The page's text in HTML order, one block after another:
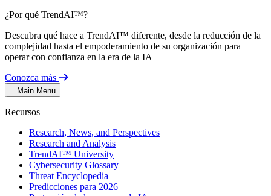
¿Por qué TrendAI™?
Descubra qué hace a TrendAI™ diferente, desde la reducción de la
complejidad hasta el empoderamiento de su organización para
operar con confianza en la era de la IA
Conozca más
Main Menu
Recursos
Research, News, and Perspectives
Research and Analysis
TrendAI™ University
Cybersecurity Glossary
Threat Encyclopedia
Predicciones para 2026